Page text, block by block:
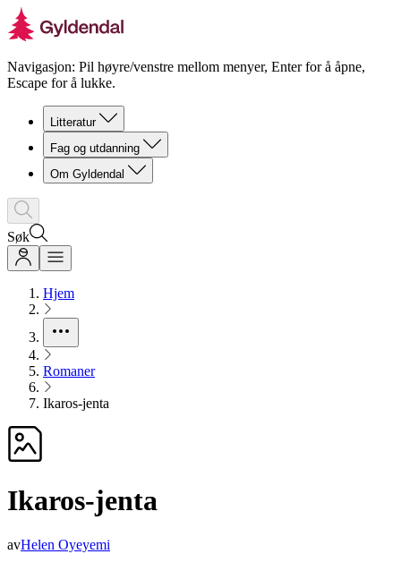
Navigasjon: Pil høyre/venstre mellom menyer, Enter for å åpne,
Escape for å lukke.
Litteratur
Fag og utdanning
Om Gyldendal
Søk
Hjem
Romaner
Ikaros-jenta
Ikaros-jenta
avHelen Oyeyemi